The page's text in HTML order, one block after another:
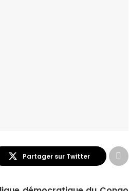
Partager sur Twitter